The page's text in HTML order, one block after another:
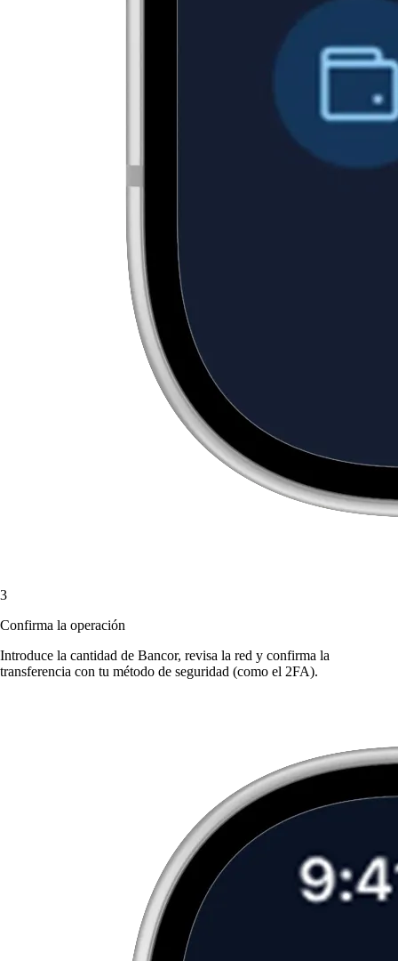
3
Confirma la operación
Introduce la cantidad de Bancor, revisa la red y confirma la
transferencia con tu método de seguridad (como el 2FA).